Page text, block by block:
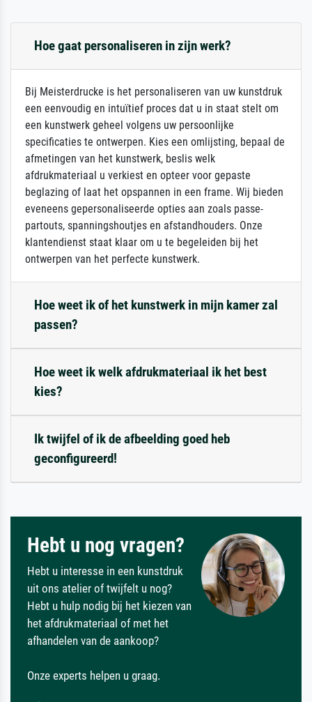
Hoe gaat personaliseren in zijn werk?
Bij Meisterdrucke is het personaliseren van uw kunstdruk
een eenvoudig en intuïtief proces dat u in staat stelt om
een kunstwerk geheel volgens uw persoonlijke
specificaties te ontwerpen. Kies een omlijsting, bepaal de
afmetingen van het kunstwerk, beslis welk
afdrukmateriaal u verkiest en opteer voor gepaste
beglazing of laat het opspannen in een frame. Wij bieden
eveneens gepersonaliseerde opties aan zoals passe-
partouts, spanningshoutjes en afstandhouders. Onze
klantendienst staat klaar om u te begeleiden bij het
ontwerpen van het perfecte kunstwerk.
Hoe weet ik of het kunstwerk in mijn kamer zal
passen?
Hoe weet ik welk afdrukmateriaal ik het best
kies?
Ik twijfel of ik de afbeelding goed heb
geconfigureerd!
Hebt u nog vragen?
Hebt u interesse in een kunstdruk
uit ons atelier of twijfelt u nog?
Hebt u hulp nodig bij het kiezen van
het afdrukmateriaal of met het
afhandelen van de aankoop?
Onze experts helpen u graag.